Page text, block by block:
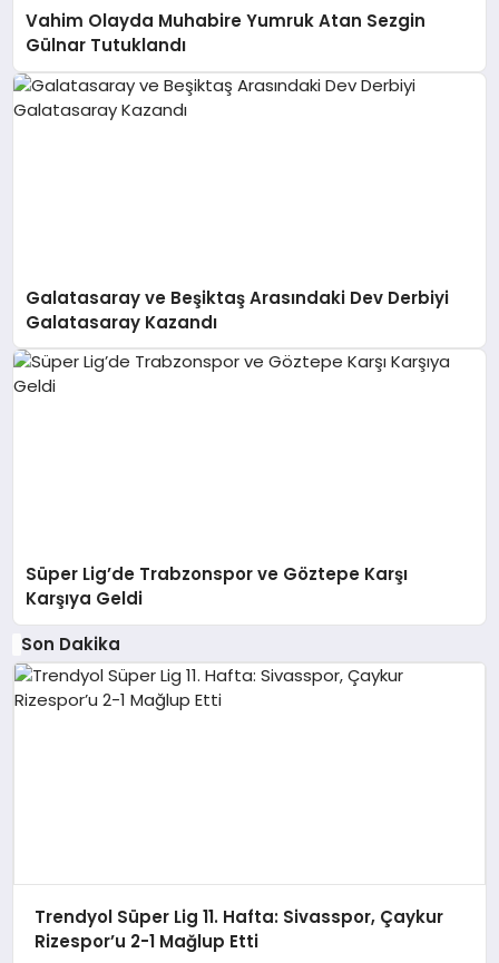
Vahim Olayda Muhabire Yumruk Atan Sezgin
Gülnar Tutuklandı
Galatasaray ve Beşiktaş Arasındaki Dev Derbiyi
Galatasaray Kazandı
Süper Lig’de Trabzonspor ve Göztepe Karşı
Karşıya Geldi
Son Dakika
Trendyol Süper Lig 11. Hafta: Sivasspor, Çaykur
Rizespor’u 2-1 Mağlup Etti